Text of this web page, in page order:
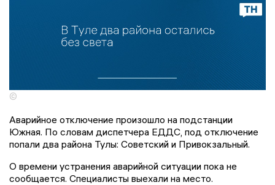
©
Аварийное отключение произошло на подстанции
Южная. По словам диспетчера ЕДДС, под отключение
попали два района Тулы: Советский и Привокзальный.
О времени устранения аварийной ситуации пока не
сообщается. Специалисты выехали на место.